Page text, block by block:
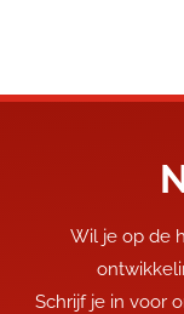
Wil je op de
Schrijf je in voor